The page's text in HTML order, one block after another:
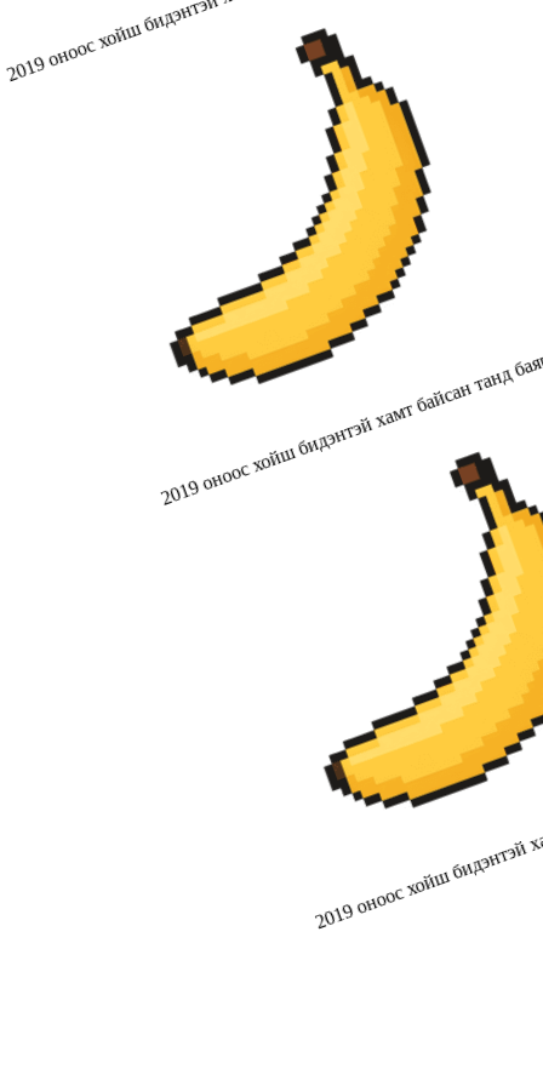
2019 оноос хойш бидэнтэй хамт байсан
2019 оноос хойш